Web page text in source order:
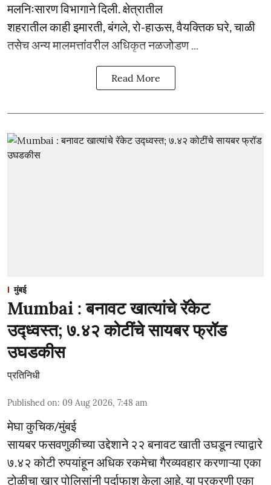
मलनिःसारण विभागाने दिली. क्षेत्रातील
शहरातील काही इमारती, बंगले, रो-हाऊस, वैयक्तिक घरे, चाळी
तसेच अन्य मालमत्तांवरील अधिकृत नळजोडण ...
Read More
मुंबई
Mumbai : बनावट खात्यांचे रॅकेट
उद्ध्वस्त; ७.४२ कोटींचे सायबर फ्रॉड
उघडकीस
प्रतिनिधी
Published on: 09 Aug 2026, 7:48 am
मेघा कुचिक/मुंबई
सायबर फसवणुकीच्या उद्देशाने २२ बनावट खाती उघडून त्याद्वारे
७.४२ कोटी रुपयांहून अधिक रकमेचा गैरव्यवहार करणाऱ्या एका
टोळीचा खार पोलिसांनी पर्दाफाश केला आहे. या प्रकरणी एका